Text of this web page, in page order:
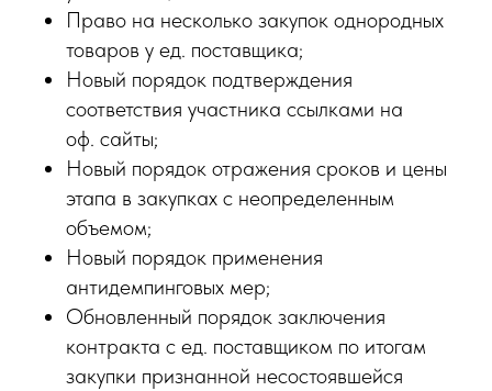
Право на несколько закупок однородных
товаров у ед. поставщика;
Новый порядок подтверждения
соответствия участника ссылками на
оф. cайты;
Новый порядок отражения сроков и цены
этапа в закупках с неопределенным
объемом;
Новый порядок применения
антидемпинговых мер;
Обновленный порядок заключения
контракта с ед. поставщиком по итогам
закупки признанной несостоявшейся